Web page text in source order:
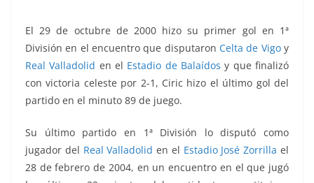
El 29 de octubre de 2000 hizo su primer gol en 1ª
División en el encuentro que disputaron Celta de Vigoy
Real Valladolid en el Estadio de Balaídos y que finalizó
con victoria celeste por 2-1, Ciric hizo el último gol del
partido en el minuto 89 de juego.
Su último partido en 1ª División lo disputó como
jugador del Real Valladolid en el Estadio José Zorrilla el
28 de febrero de 2004, en un encuentro en el que jugó